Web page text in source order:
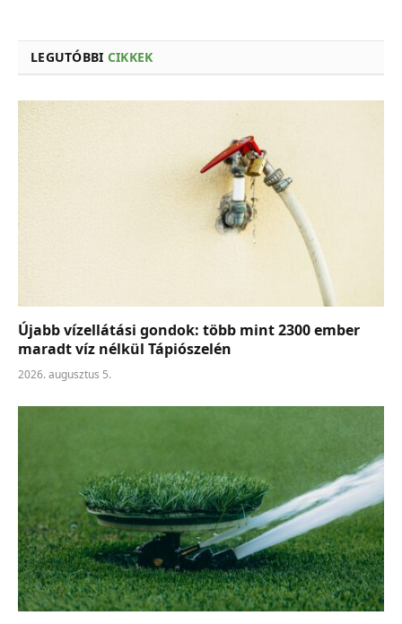
LEGUTÓBBI CIKKEK
Újabb vízellátási gondok: több mint 2300 ember
maradt víz nélkül Tápiószelén
2026. augusztus 5.